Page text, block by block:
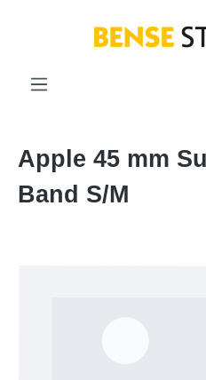
Apple 45 mm
Band S/M